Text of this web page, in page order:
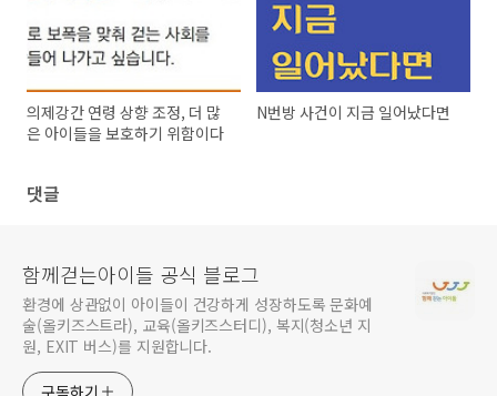
의제강간 연령 상향 조정, 더 많
은 아이들을 보호하기 위함이다
N번방 사건이 지금 일어났다면
댓글
함께걷는아이들 공식 블로그
환경에 상관없이 아이들이 건강하게 성장하도록 문화예
술(올키즈스트라), 교육(올키즈스터디), 복지(청소년 지
원, EXIT 버스)를 지원합니다.